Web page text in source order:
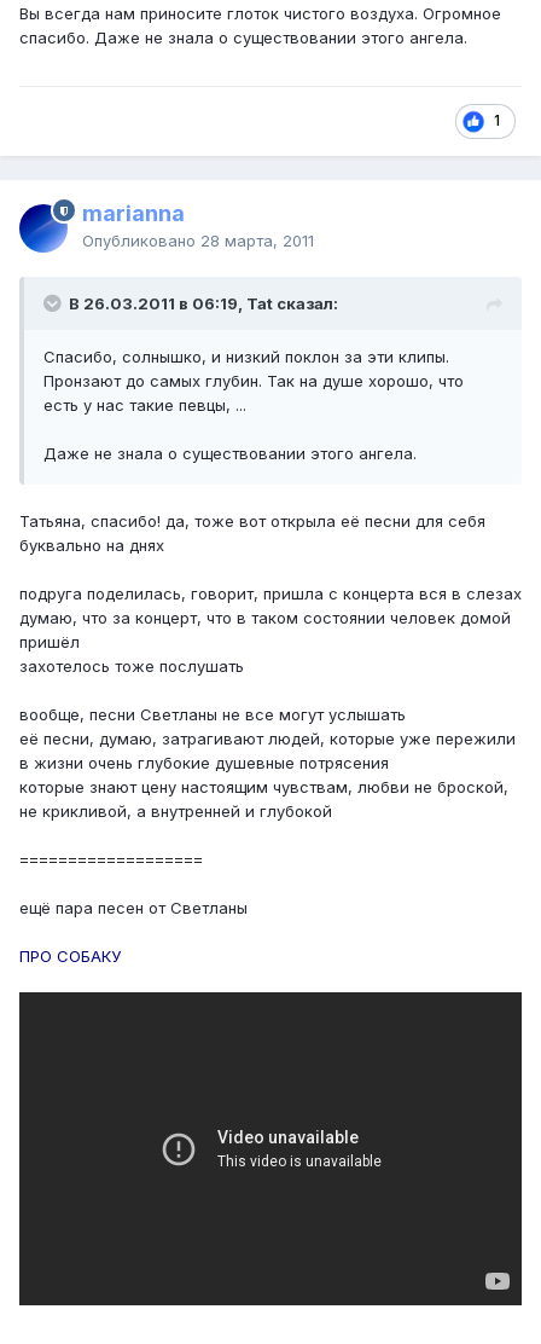
Вы всегда нам приносите глоток чистого воздуха. Огромное
спасибо. Даже не знала о существовании этого ангела.
1
marianna
Опубликовано 28 марта, 2011
В 26.03.2011 в 06:19, Tat сказал:
Спасибо, солнышко, и низкий поклон за эти клипы.
Пронзают до самых глубин. Так на душе хорошо, что
есть у нас такие певцы, ...
Даже не знала о существовании этого ангела.
Татьяна, спасибо! да, тоже вот открыла её песни для себя
буквально на днях
подруга поделилась, говорит, пришла с концерта вся в слезах
думаю, что за концерт, что в таком состоянии человек домой
пришёл
захотелось тоже послушать
вообще, песни Светланы не все могут услышать
её песни, думаю, затрагивают людей, которые уже пережили
в жизни очень глубокие душевные потрясения
которые знают цену настоящим чувствам, любви не броской,
не крикливой, а внутренней и глубокой
===================
ещё пара песен от Светланы
ПРО СОБАКУ